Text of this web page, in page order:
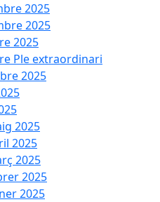
2025
2025
2025
Ple extraordinari
2025
2025
2025
2025
2025
2025